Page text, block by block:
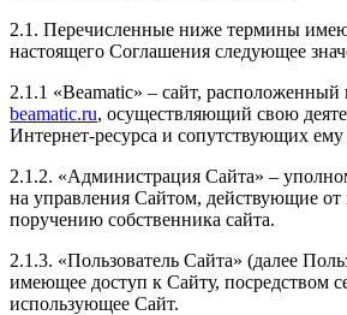
2.1. Перечисленные ниже термины
настоящего Соглашения следующее
2.1.1 «Beamatic» – сайт,
beamatic.ru, осуществляющий свою
Интернет-ресурса и сопутствующих ему
2.1.2. «Администрация Сайта» –
на управления Сайтом, действующие
поручению собственника сайта.
2.1.3. «Пользователь Сайта» (далее
имеющее доступ к Сайту, посредством
использующее Сайт.